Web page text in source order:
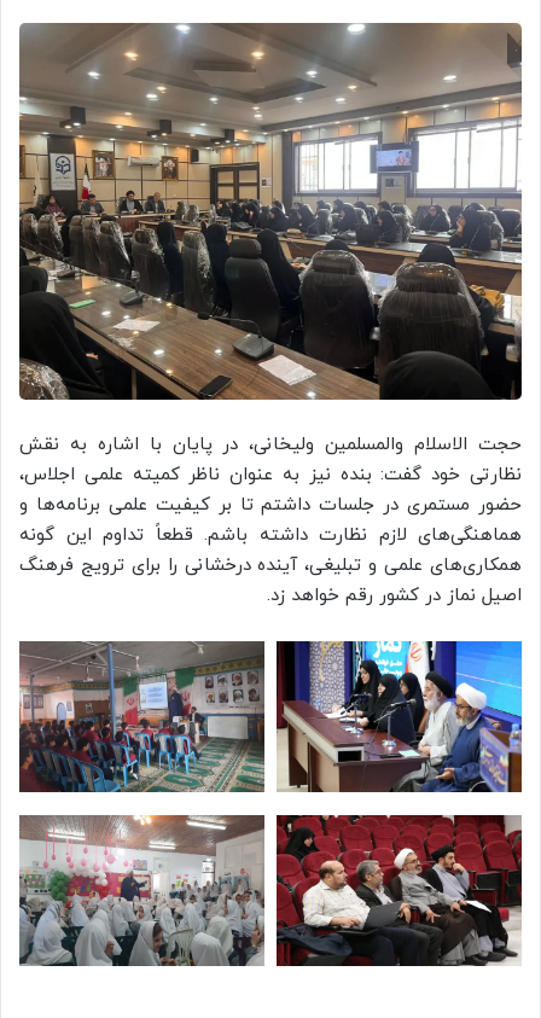
حجت الاسلام والمسلمین ولیخانی، در پایان با اشاره به نقش
نظارتی خود گفت: بنده نیز به عنوان ناظر کمیته علمی اجلاس،
حضور مستمری در جلسات داشتم تا بر کیفیت علمی برنامه‌ها و
هماهنگی‌های لازم نظارت داشته باشم. قطعاً تداوم این گونه
همکاری‌های علمی و تبلیغی، آینده درخشانی را برای ترویج فرهنگ
اصیل نماز در کشور رقم خواهد زد.